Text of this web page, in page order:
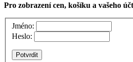
Pro zobrazení cen, košíku a vašeho
Jméno:
Heslo: